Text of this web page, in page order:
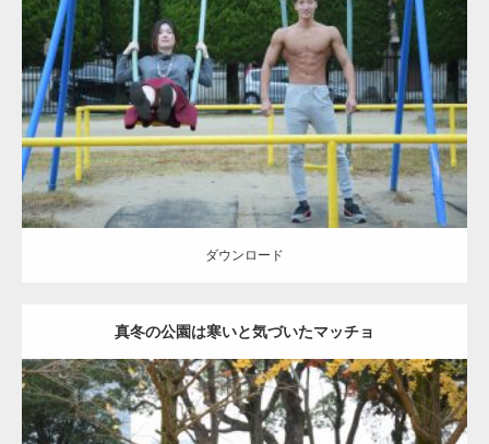
Update: 2021.07.6
Category:公園のマッチョ その他 AKIHITO(細マッチョ) 腹筋 大胸筋
ダウンロード
ダウンロード
真冬の公園は寒いと気づいたマッチョ